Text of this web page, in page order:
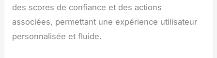
des scores de confiance et des actions
associées, permettant une expérience utilisateur
personnalisée et fluide.